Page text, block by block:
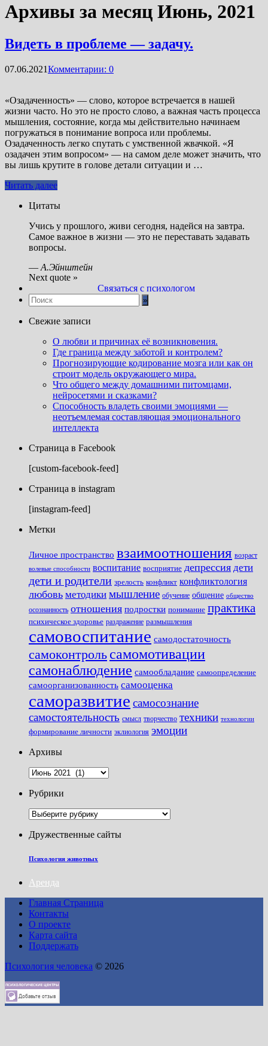
Архивы за месяц Июнь, 2021
Видеть в проблеме — задачу.
07.06.2021Комментарии: 0
«Озадаченность» — слово, которое встречается в нашей
жизни часто. Но это не просто слово, а важная часть процесса
мышления, состояние, когда мы действительно начинаем
погружаться в понимание вопроса или проблемы.
Озадаченность легко спутать с умственной жвачкой. «Я
озадачен этим вопросом» — на самом деле может значить, что
вы лишь крутите в голове детали ситуации и …
Читать далее
Цитаты
Учись у прошлого, живи сегодня, надейся на завтра.
Самое важное в жизни — это не переставать задавать
вопросы.
— А.Эйнштейн
Next quote »
Связаться с психологом
Свежие записи
О любви и причинах её возникновения.
Где граница между заботой и контролем?
Прогнозирующие кодирование мозга или как он
строит модель окружающего мира.
Что общего между домашними питомцами,
нейросетями и сказками?
Способность владеть своими эмоциями —
неотъемлемая составляющая эмоционального
интеллекта
Страница в Facebook
[custom-facebook-feed]
Страница в instagram
[instagram-feed]
Метки
Личное пространство взаимоотношения возраст
волевые способности воспитание восприятие депрессия дети
дети и родители зрелость конфликт конфликтология
любовь методики мышление обучение общение общество
осознанность отношения подростки понимание практика
психическое здоровье раздражение размышления
самовоспитание самодостаточность
самоконтроль самомотивации
самонаблюдение самообладание самоопределение
самоорганизованность самооценка
саморазвитие самосознание
самостоятельность смысл творчество техники технологии
формирование личности эклиология эмоции
Архивы
Архивы
Рубрики
Рубрики
Дружественные сайты
Психология животных
Аренда
Главная Страница
Контакты
О проекте
Карта сайта
Поддержать
Психология человека © 2026